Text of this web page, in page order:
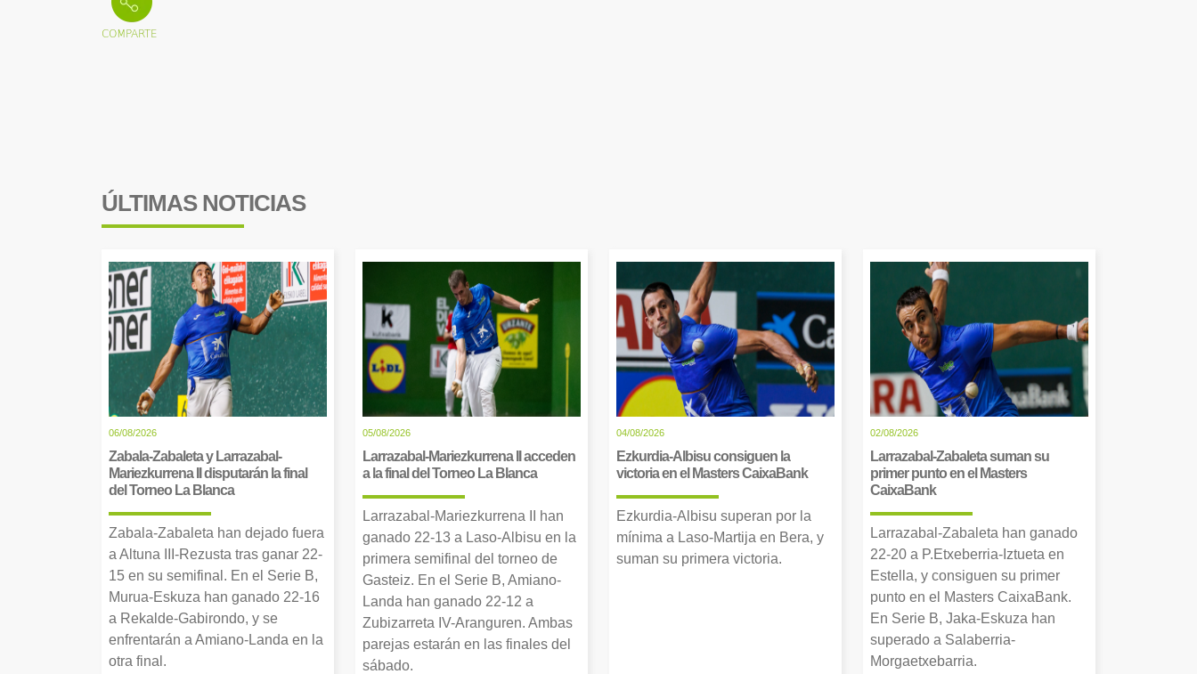
ÚLTIMAS NOTICIAS
06/08/2026
Zabala-Zabaleta y Larrazabal-
Mariezkurrena II disputarán la final
del Torneo La Blanca
Zabala-Zabaleta han dejado fuera
a Altuna III-Rezusta tras ganar 22-
15 en su semifinal. En el Serie B,
Murua-Eskuza han ganado 22-16
a Rekalde-Gabirondo, y se
enfrentarán a Amiano-Landa en la
otra final.
05/08/2026
Larrazabal-Mariezkurrena II acceden
a la final del Torneo La Blanca
Larrazabal-Mariezkurrena II han
ganado 22-13 a Laso-Albisu en la
primera semifinal del torneo de
Gasteiz. En el Serie B, Amiano-
Landa han ganado 22-12 a
Zubizarreta IV-Aranguren. Ambas
parejas estarán en las finales del
sábado.
04/08/2026
Ezkurdia-Albisu consiguen la
victoria en el Masters CaixaBank
Ezkurdia-Albisu superan por la
mínima a Laso-Martija en Bera, y
suman su primera victoria.
02/08/2026
Larrazabal-Zabaleta suman su
primer punto en el Masters
CaixaBank
Larrazabal-Zabaleta han ganado
22-20 a P.Etxeberria-Iztueta en
Estella, y consiguen su primer
punto en el Masters CaixaBank.
En Serie B, Jaka-Eskuza han
superado a Salaberria-
Morgaetxebarria.